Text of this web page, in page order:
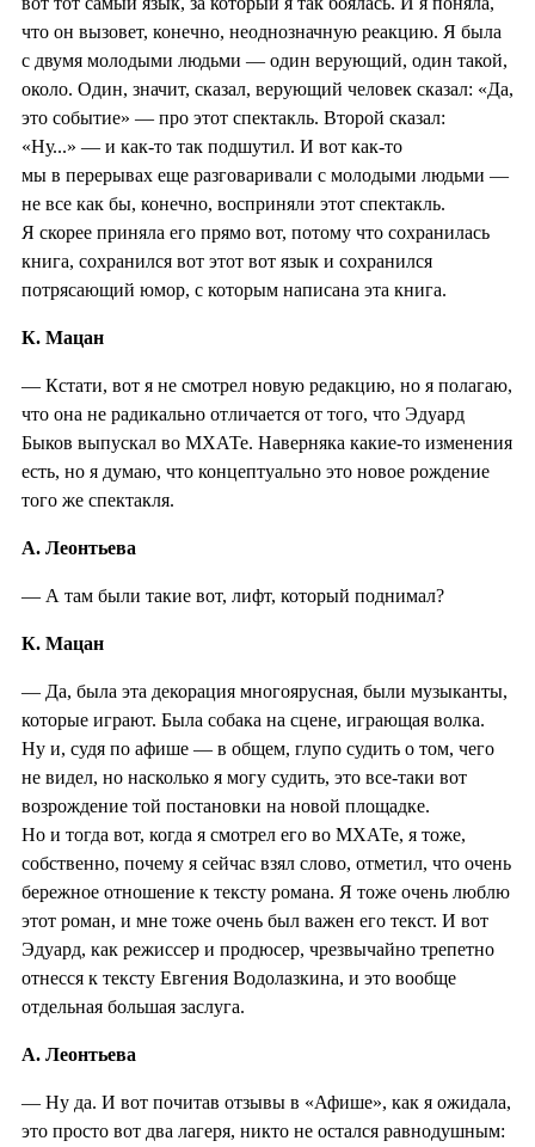
что он вызовет, конечно, неоднозначную реакцию. Я была
с двумя молодыми людьми — один верующий, один такой,
около. Один, значит, сказал, верующий человек сказал: «Да,
это событие» — про этот спектакль. Второй сказал:
«Ну...» — и как-то так подшутил. И вот как-то
мы в перерывах еще разговаривали с молодыми людьми —
не все как бы, конечно, восприняли этот спектакль.
Я скорее приняла его прямо вот, потому что сохранилась
книга, сохранился вот этот вот язык и сохранился
потрясающий юмор, с которым написана эта книга.
К. Мацан
— Кстати, вот я не смотрел новую редакцию, но я полагаю,
что она не радикально отличается от того, что Эдуард
Быков выпускал во МХАТе. Наверняка какие-то изменения
есть, но я думаю, что концептуально это новое рождение
того же спектакля.
А. Леонтьева
— А там были такие вот, лифт, который поднимал?
К. Мацан
— Да, была эта декорация многоярусная, были музыканты,
которые играют. Была собака на сцене, играющая волка.
Ну и, судя по афише — в общем, глупо судить о том, чего
не видел, но насколько я могу судить, это все-таки вот
возрождение той постановки на новой площадке.
Но и тогда вот, когда я смотрел его во МХАТе, я тоже,
собственно, почему я сейчас взял слово, отметил, что очень
бережное отношение к тексту романа. Я тоже очень люблю
этот роман, и мне тоже очень был важен его текст. И вот
Эдуард, как режиссер и продюсер, чрезвычайно трепетно
отнесся к тексту Евгения Водолазкина, и это вообще
отдельная большая заслуга.
А. Леонтьева
— Ну да. И вот почитав отзывы в «Афише», как я ожидала,
это просто вот два лагеря, никто не остался равнодушным: